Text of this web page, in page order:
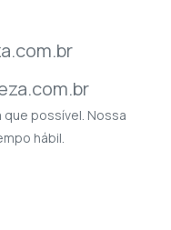
possível. Nossa
hábil.